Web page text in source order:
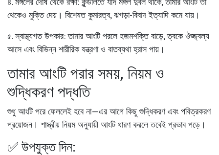
থেকেও মুক্তি দেয়। বিশেষত কুমারত্ব, ঝগড়া-বিবাদ ইত্যাদি কমে যায়।
৫.স্বাস্থ্যগত উপকার:তামার আংটি পরলে হজমশক্তি বাড়ে, ত্বকে ঔজ্জ্বল্য
আসে এবং বিভিন্ন শারীরিক যন্ত্রণা ও বাতব্যথা হ্রাস পায়।
তামার আংটি পরার সময়, নিয়ম ও
শুদ্ধিকরণ পদ্ধতি
শুধু আংটি পরে ফেললেই হবে না—এর আগে কিছু শুদ্ধিকরণ এবং পবিত্রকরণ
প্রয়োজন। শাস্ত্রীয় নিয়ম অনুযায়ী আংটি ধারণ করলে তবেই প্রভাব পড়ে।
✅ উপযুক্ত দিন: